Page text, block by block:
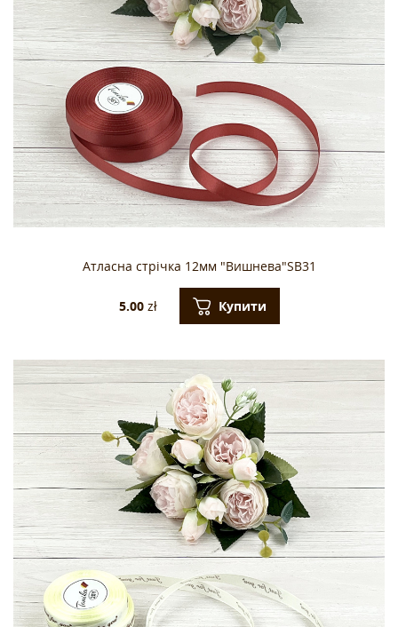
Атласна стрічка 12мм "Вишнева"SB31
5.00zł Купити